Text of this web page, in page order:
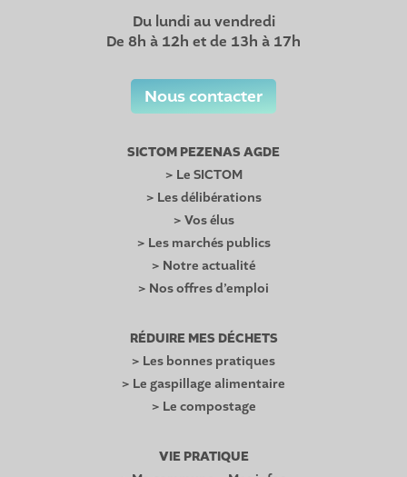
Du lundi au vendredi
De 8h à 12h et de 13h à 17h
Nous contacter
SICTOM PEZENAS AGDE
> Le SICTOM
> Les délibérations
> Vos élus
> Les marchés publics
> Notre actualité
> Nos offres d’emploi
RÉDUIRE MES DÉCHETS
> Les bonnes pratiques
> Le gaspillage alimentaire
> Le compostage
VIE PRATIQUE